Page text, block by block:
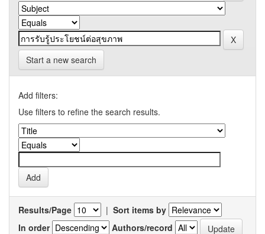
Start a new search
Add filters:
Use filters to refine the search results.
Results/Page | Sort items by
In order
Authors/record